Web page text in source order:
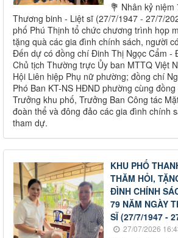
💐 Nhân kỷ niệm
Thương binh - Liệt sĩ (27/7/1947 - 27/7/
phố Phú Thịnh tổ chức chương trình họp
tặng quà các gia đình chính sách, người
Đến dự có đồng chí Đinh Thị Ngọc Cẩm -
Chủ tịch Thường trực Ủy ban MTTQ Việt
Hội Liên hiệp Phụ nữ phường; đồng chí
Phó Ban KT-NS HĐND phường cùng
Trưởng khu phố, Trưởng Ban Công tác
đoàn thể và đông đảo các gia đình chính
tham dự.
KHU PHỐ
THĂM HỎI,
ĐÌNH CHÍNH
79 NĂM NGÀY
SĨ (27/7/1947 -
27/07/2026